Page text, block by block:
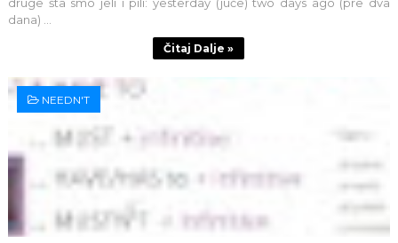
druge šta smo jeli i pili: yesterday (juče) two days ago (pre dva
dana) ...
Čitaj Dalje »
NEEDN'T